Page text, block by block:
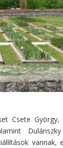
Csete
vannak,